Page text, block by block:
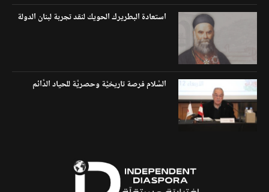
استعادة البطريرك الحويك لنقد تجربة لبنان الدولة
السَّلام فرصة تاريخيَّة وحصريَّة للحياد الدَّائم